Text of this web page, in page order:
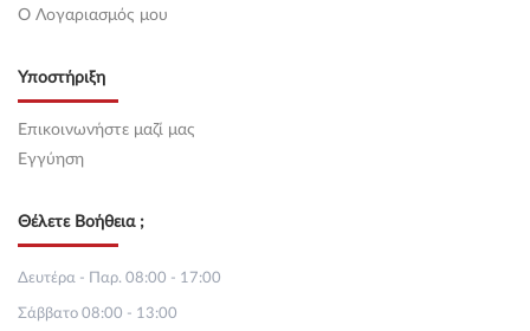
O Λογαριασμός μου
Υποστήριξη
Επικοινωνήστε μαζί μας
Εγγύηση
Θέλετε Βοήθεια ;
Δευτέρα - Παρ. 08:00 - 17:00
Σάββατο 08:00 - 13:00